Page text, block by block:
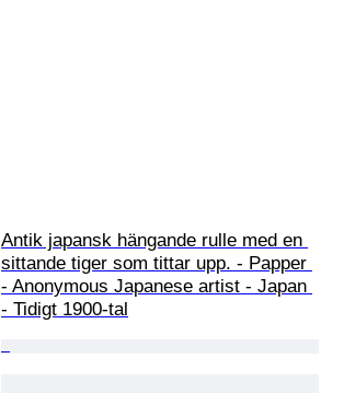
Antik japansk hängande rulle med en
sittande tiger som tittar upp. - Papper
- Anonymous Japanese artist - Japan
- Tidigt 1900-tal